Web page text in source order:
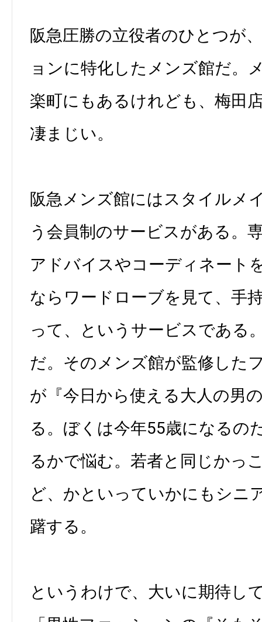
阪急圧勝の立役者のひとつが
ョンに特化したメンズ館だ。
楽町にもあるけれども、梅田
凄まじい。
阪急メンズ館にはスタイルメ
う会員制のサービスがある。
アドバイスやコーディネート
ならワードローブを見て、手
って、というサービスである
だ。そのメンズ館が監修した
が『今日から使える大人の男
る。ぼくは今年55歳になるの
るかで悩む。若者と同じかっ
ど、かといっていかにもシニ
躇する。
というわけで、大いに期待し